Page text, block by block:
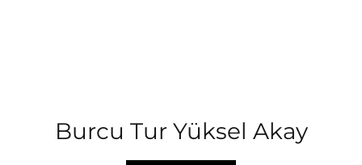
Burcu Tur Yüksel Akay